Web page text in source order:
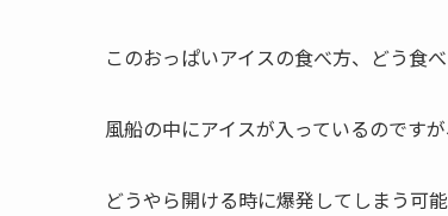
このおっぱいアイスの食べ方、どう食
風船の中にアイスが入っているのですが
どうやら開ける時に爆発してしまう可